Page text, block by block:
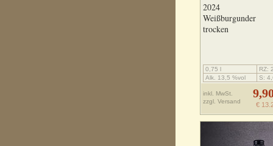
2024
Weißburgunder
trocken
0,75 l
RZ:
Alk. 13,5 %vol
S:
inkl. MwSt.
zzgl. Versand €